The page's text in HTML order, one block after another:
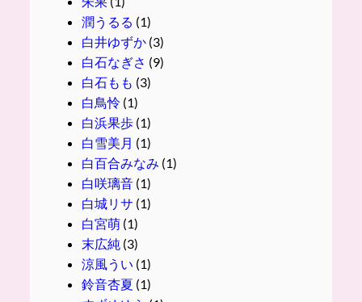
潤うるる (1)
白井ゆずか(3)
白石なぎさ (9)
白石もも (3)
白鳥怜(1)
白浜果歩(1)
白雪美月 (1)
白百合みなみ (1)
白咲璃音(1)
白城リサ (1)
白宮萌(1)
末広純 (3)
涼風うい (1)
鈴音杏夏 (1)